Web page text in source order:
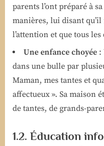
parents l’ont préparé à
manières, lui disant
l’attention et que tous
Une enfance choyée :
dans une bulle par
Maman, mes tantes et
affectueux ». Sa maison
de tantes, de grands-
1.2. Éducation